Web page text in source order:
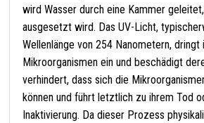
wird Wasser durch eine Kammer
ausgesetzt wird. Das UV-Licht,
Wellenlänge von 254 Nanometern,
Mikroorganismen ein und beschädigt
verhindert, dass sich die
können und führt letztlich zu ihrem Tod
Inaktivierung. Da dieser Prozess